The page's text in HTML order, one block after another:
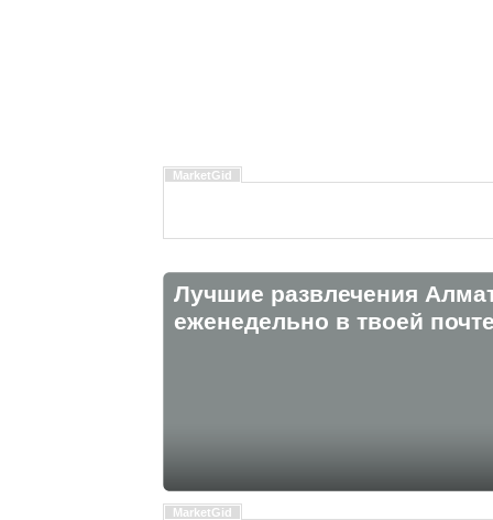
MarketGid
Лучшие развлечения
eженедельно в твоей
MarketGid